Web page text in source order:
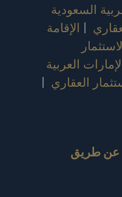
السعودية
| الإقامة
العربية
العقاري |
عن طريق